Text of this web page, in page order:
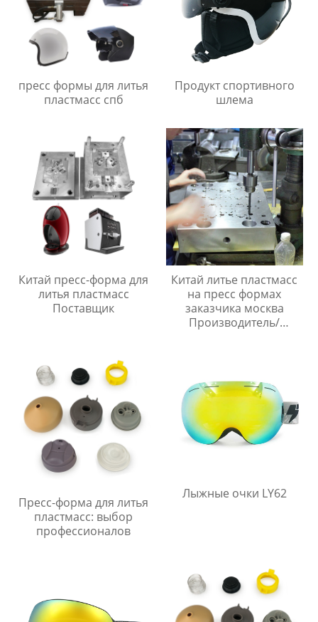
пресс формы для литья
пластмасс спб
Продукт спортивного
шлема
Китай пресс-форма для
литья пластмасс
Поставщик
Китай литье пластмасс
на пресс формах
заказчика москва
Производитель/
Пресс-форма для литья
пластмасс: выбор
профессионалов
Лыжные очки LY62